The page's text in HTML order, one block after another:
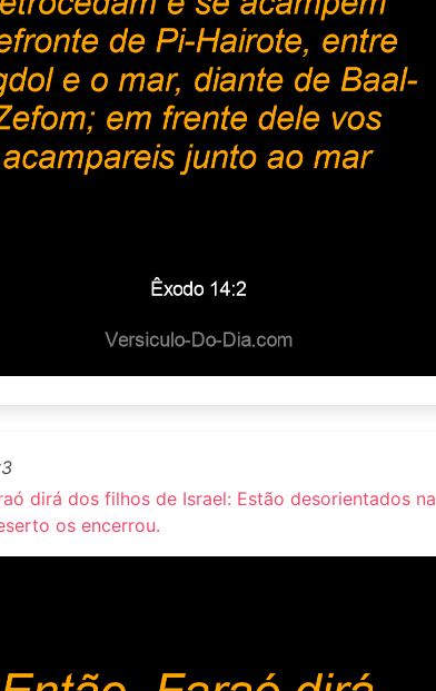
dirá dos filhos de Israel: Estão desorientados na
os encerrou.